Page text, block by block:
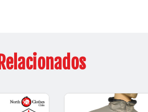
Relacionados